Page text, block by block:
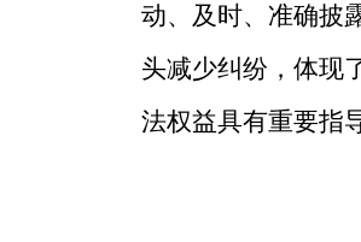
动、及时、准确披
头减少纠纷，体现
法权益具有重要指